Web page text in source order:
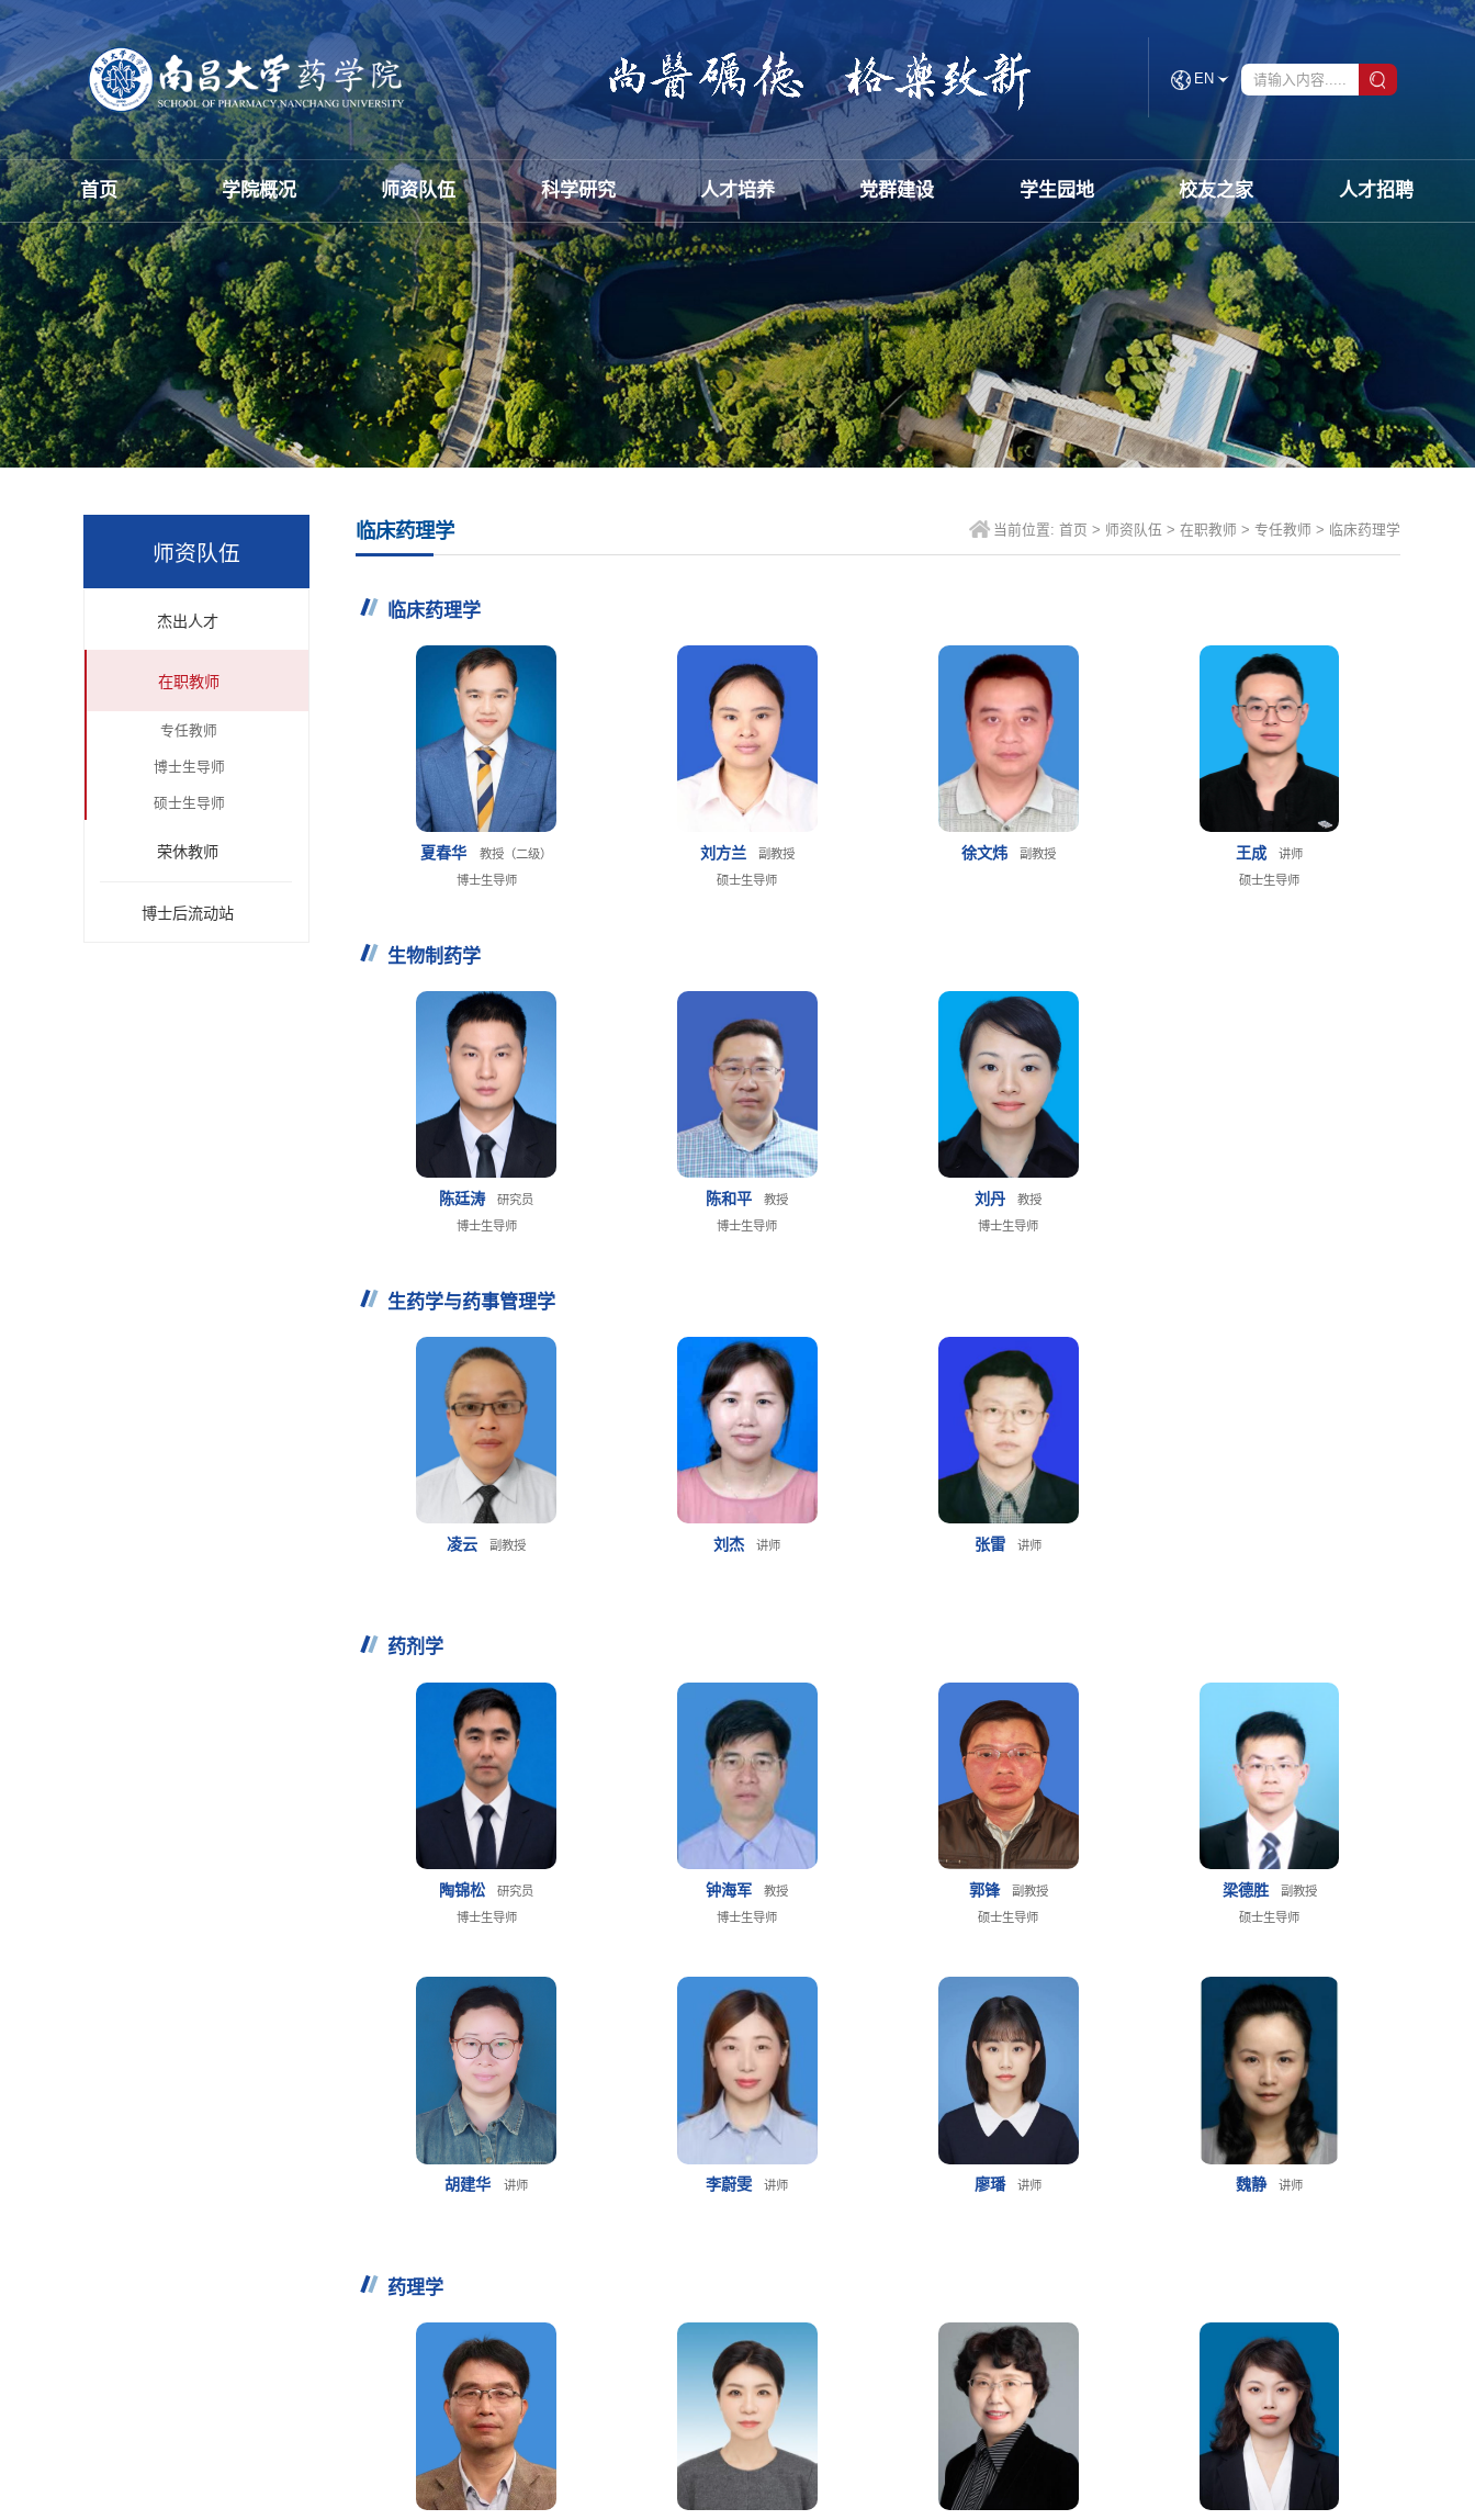
EN
首页 学院概况 师资队伍 科学研究 人才培养 党群建设 学生园地 校友之家 人才招聘
师资队伍
杰出人才
在职教师
专任教师
博士生导师
硕士生导师
荣休教师
博士后流动站
临床药理学 当前位置: 首页 > 师资队伍 > 在职教师 > 专任教师 > 临床药理学
临床药理学
夏春华 教授（二级）
博士生导师
刘方兰 副教授
硕士生导师
徐文炜 副教授 王成 讲师
硕士生导师
生物制药学
陈廷涛 研究员
博士生导师
陈和平 教授
博士生导师
刘丹 教授
博士生导师
生药学与药事管理学
凌云 副教授 刘杰 讲师 张雷 讲师
药剂学
陶锦松 研究员
博士生导师
钟海军 教授
博士生导师
郭锋 副教授
硕士生导师
梁德胜 副教授
硕士生导师
胡建华 讲师 李蔚雯 讲师 廖璠 讲师 魏静 讲师
药理学